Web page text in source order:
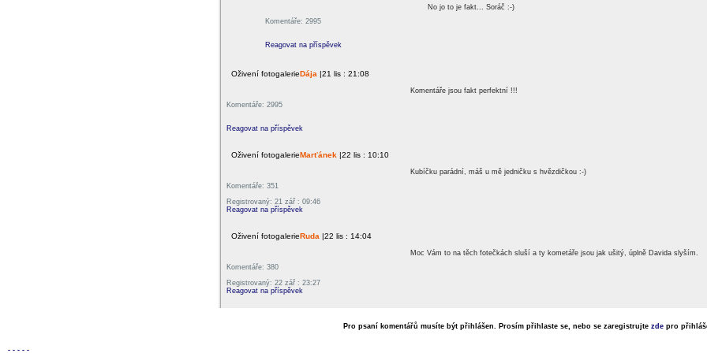
Komentáře: 2995
Reagovat na příspěvek
No jo to je fakt... Soráč :-)
Oživení fotogalerieDája |21 lis : 21:08
Komentáře: 2995
Reagovat na příspěvek
Komentáře jsou fakt perfektní !!!
Oživení fotogalerieMarťánek |22 lis : 10:10
Komentáře: 351
Registrovaný: 21 zář : 09:46
Reagovat na příspěvek
Kubíčku parádní, máš u mě jedničku s hvězdičkou :-)
Oživení fotogalerieRuda |22 lis : 14:04
Komentáře: 380
Registrovaný: 22 zář : 23:27
Reagovat na příspěvek
Moc Vám to na těch fotečkách sluší a ty kometáře jsou jak ušitý, úplně Davida slyším.
Pro psaní komentářů musíte být přihlášen. Prosím přihlaste se, nebo se zaregistrujte zdepro
- - - - -